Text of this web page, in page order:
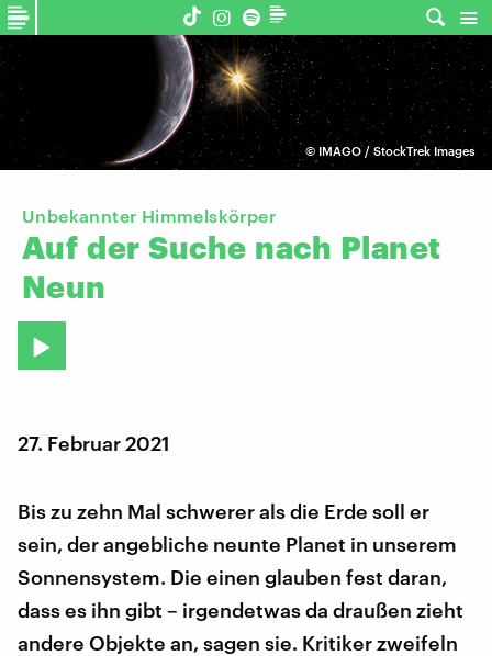
© IMAGO / StockTrek Images
Unbekannter Himmelskörper
Auf der Suche nach Planet
Neun
27. Februar 2021
Bis zu zehn Mal schwerer als die Erde soll er
sein, der angebliche neunte Planet in unserem
Sonnensystem. Die einen glauben fest daran,
dass es ihn gibt – irgendetwas da draußen zieht
andere Objekte an, sagen sie. Kritiker zweifeln